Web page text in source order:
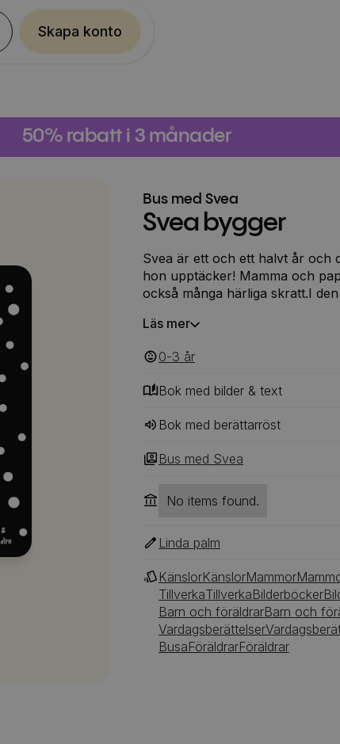
Skapa konto
50% rabatt i 3 månader
Bus med Svea
Svea bygger
Svea är ett och ett halvt år och
hon upptäcker! Mamma och
också många härliga skratt.I
att montera förvaringshyllan till
Läs mer
0-3 ‎‎ år
Bok med bilder & text
Bok med berättarröst
Bus med Svea
No items found.
Linda palm
KänslorKänslorMammor
TillverkaTillverkaBilderböcker
Barn och föräldrarBarn och
Vardagsberättelser
BusaFöräldrarFöräldrar